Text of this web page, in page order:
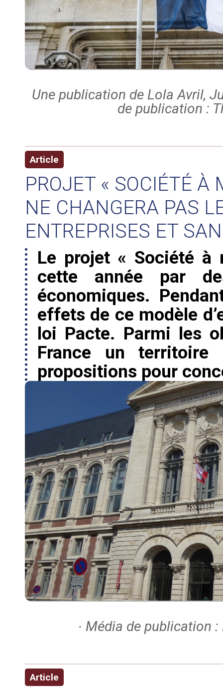
Une publication de Lola Avril,
de publication :
Article
PROJET « SOCIÉTÉ À
NE CHANGERA PAS
ENTREPRISES ET
Le projet « Société à
cette année par
économiques.
effets de ce modèle
loi Pacte. Parmi les
France un
propositions pour
∙ Média de publication
Article